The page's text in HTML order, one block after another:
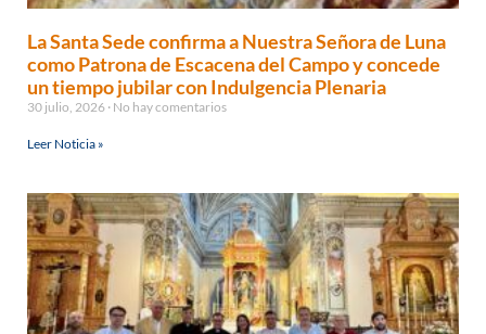
La Santa Sede confirma a Nuestra Señora de Luna
como Patrona de Escacena del Campo y concede
un tiempo jubilar con Indulgencia Plenaria
30 julio, 2026 No hay comentarios
Leer Noticia »